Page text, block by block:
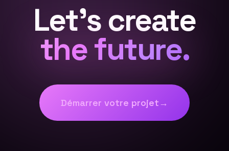
Let's create
the future.
Démarrer votre projet→